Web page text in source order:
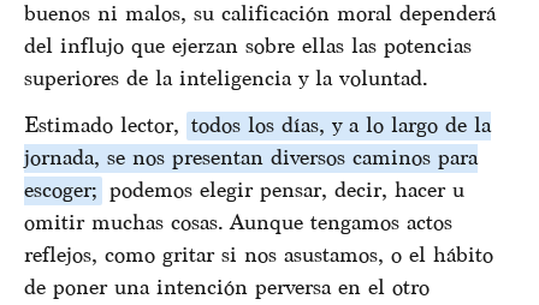
buenos ni malos, su calificación moral dependerá
del influjo que ejerzan sobre ellas las potencias
superiores de la inteligencia y la voluntad.
Estimado lector, todos los días, y a lo largo de la
jornada, se nos presentan diversos caminos para
escoger; podemos elegir pensar, decir, hacer u
omitir muchas cosas. Aunque tengamos actos
reflejos, como gritar si nos asustamos, o el hábito
de poner una intención perversa en el otro